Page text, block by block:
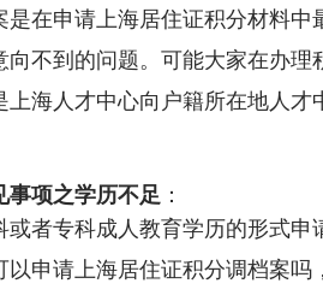
是在申请上海居住证积分材料中
不到的问题。可能大家在办理
海人才中心向户籍所在地人才
事项之学历不足 ：
或者专科成人教育学历的形式
申请上海居住证积分调档案吗